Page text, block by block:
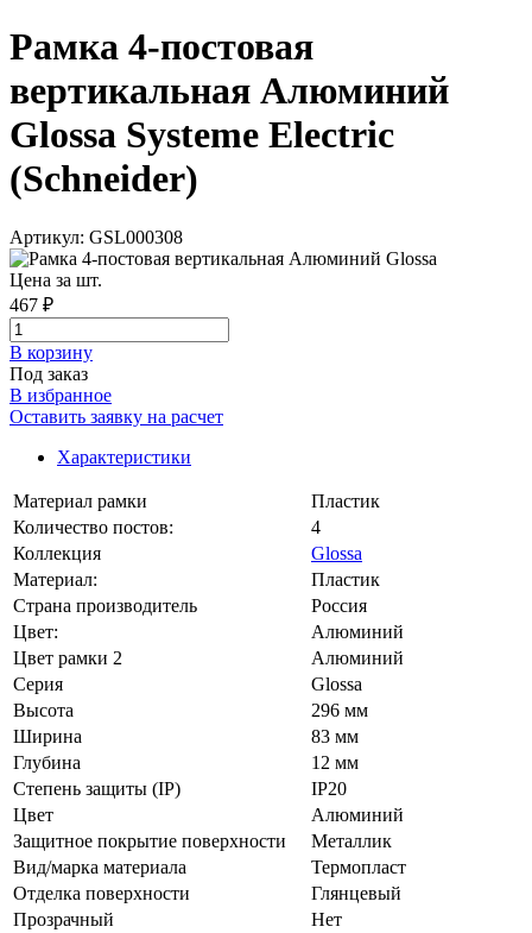
Рамка 4-постовая
вертикальная Алюминий
Glossa Systeme Electric
(Schneider)
Артикул: GSL000308
Цена за шт.
467 ₽
В корзинy
Под заказ
В избранное
Оставить заявку на расчет
Характеристики
Материал рамки
Пластик
Количество постов:
4
Коллекция
Glossa
Материал:
Пластик
Страна производитель
Россия
Цвет:
Алюминий
Цвет рамки 2
Алюминий
Серия
Glossa
Высота
296 мм
Ширина
83 мм
Глубина
12 мм
Степень защиты (IP)
IP20
Цвет
Алюминий
Защитное покрытие поверхности
Металлик
Вид/марка материала
Термопласт
Отделка поверхности
Глянцевый
Прозрачный
Нет